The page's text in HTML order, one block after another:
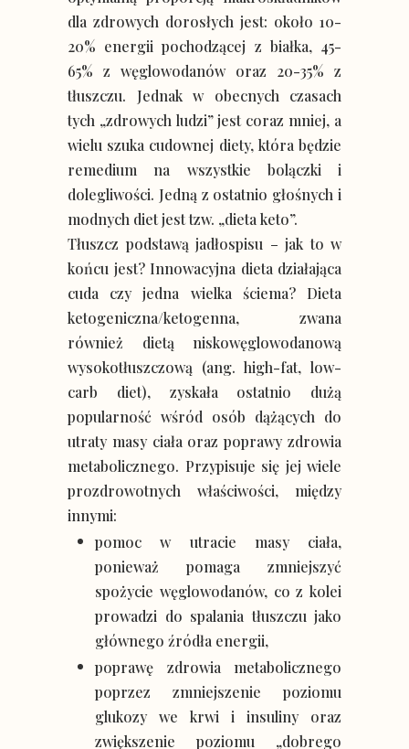
dla zdrowych dorosłych jest: około 10-
20% energii pochodzącej z białka, 45-
65% z węglowodanów oraz 20-35% z
tłuszczu. Jednak w obecnych czasach
tych „zdrowych ludzi” jest coraz mniej, a
wielu szuka cudownej diety, która będzie
remedium na wszystkie bolączki i
dolegliwości. Jedną z ostatnio głośnych i
modnych diet jest tzw. „dieta keto”.
Tłuszcz podstawą jadłospisu – jak to w
końcu jest? Innowacyjna dieta działająca
cuda czy jedna wielka ściema? Dieta
ketogeniczna/ketogenna, zwana
również dietą niskowęglowodanową
wysokotłuszczową (ang. high-fat, low-
carb diet), zyskała ostatnio dużą
popularność wśród osób dążących do
utraty masy ciała oraz poprawy zdrowia
metabolicznego. Przypisuje się jej wiele
prozdrowotnych właściwości, między
innymi:
pomoc w utracie masy ciała,
ponieważ pomaga zmniejszyć
spożycie węglowodanów, co z kolei
prowadzi do spalania tłuszczu jako
głównego źródła energii,
poprawę zdrowia metabolicznego
poprzez zmniejszenie poziomu
glukozy we krwi i insuliny oraz
zwiększenie poziomu „dobrego